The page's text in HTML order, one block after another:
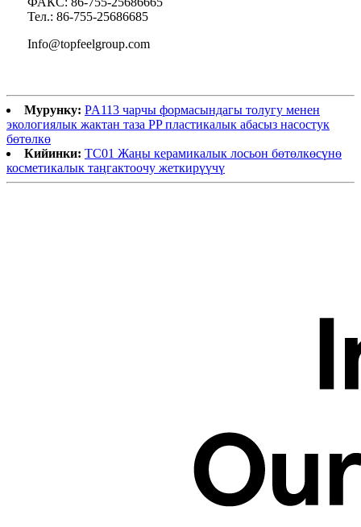
Тел.: 86-755-25686685
Info@topfeelgroup.com
Мурунку: PA113 чарчы формасындагы толугу менен
экологиялык жактан таза PP пластикалык абасыз насостук
бөтөлкө
Кийинки: TC01 Жаңы керамикалык лосьон бөтөлкөсүнө
косметикалык таңгактоочу жеткирүүчү